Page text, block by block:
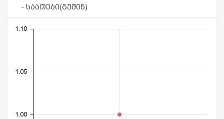
- საათები(გუშინ)
1.00
1.05
1.10